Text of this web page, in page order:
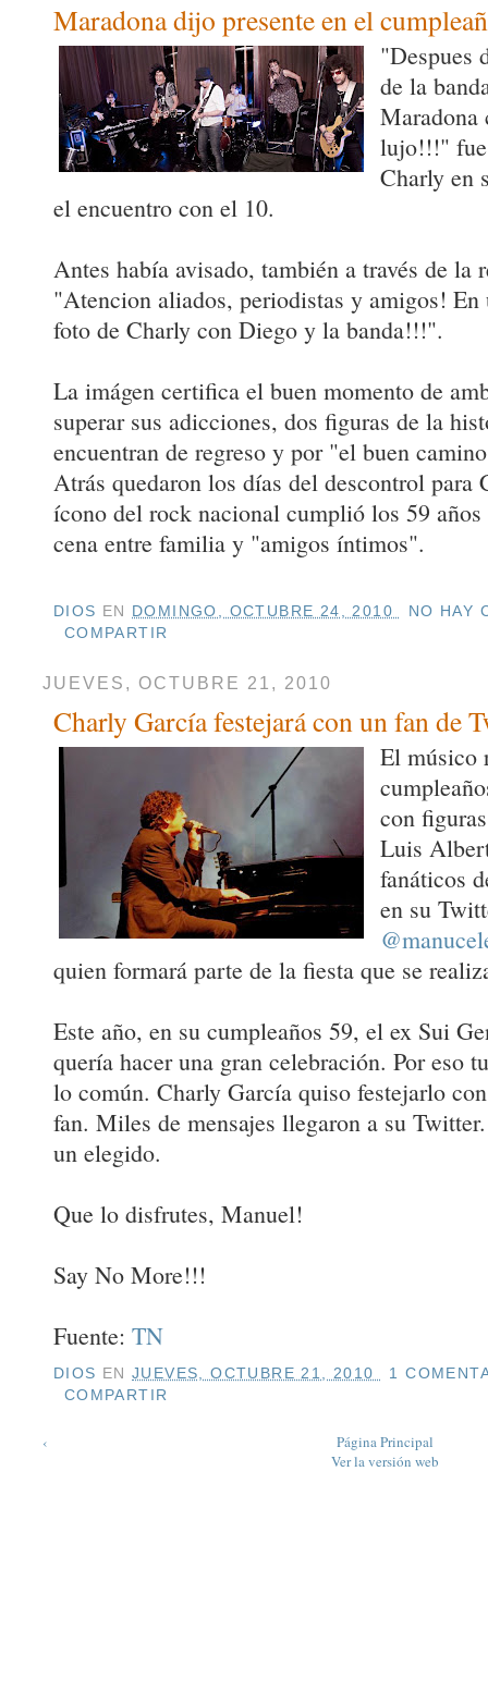
Maradona dijo presente en el
"Despues
de la
Maradona
lujo!!!" fue
Charly en
el encuentro con el 10.
Antes había avisado, también a través de la
"Atencion aliados, periodistas y amigos! En
foto de Charly con Diego y la banda!!!".
La imágen certifica el buen momento de
superar sus adicciones, dos figuras de la
encuentran de regreso y por "el buen
Atrás quedaron los días del descontrol para
ícono del rock nacional cumplió los 59
cena entre familia y "amigos íntimos".
DIOS EN DOMINGO, OCTUBRE 24, 2010
NO HAY
COMPARTIR
JUEVES, OCTUBRE 21, 2010
Charly García festejará con un fan de
El músico
con
Luis
fanáticos
en su
quien formará parte de la fiesta que se
Este año, en su cumpleaños 59, el ex Sui
quería hacer una gran celebración. Por eso
lo común. Charly García quiso festejarlo
fan. Miles de mensajes llegaron a su
un elegido.
Que lo disfrutes, Manuel!
Say No More!!!
Fuente: TN
DIOS EN JUEVES, OCTUBRE 21, 2010
1
COMPARTIR
‹
Página Principal
Ver la versión web